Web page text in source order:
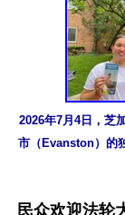
2026年7月4日，芝
市（Evanston）的
民众欢迎法轮